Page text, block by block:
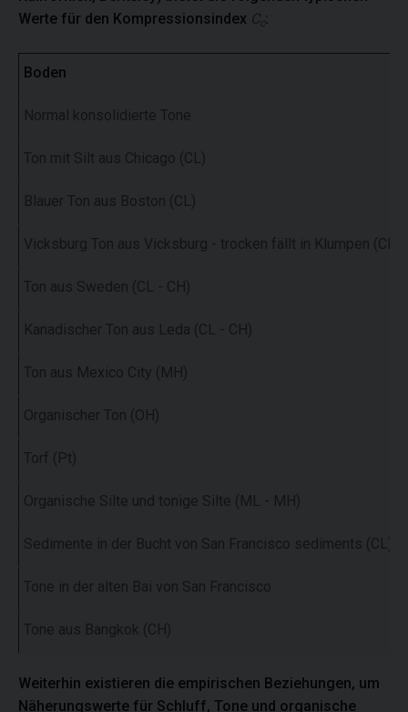
Werte für den Kompressionsindex C :
Boden
Normal konsolidierte Tone
Ton mit Silt aus Chicago (CL)
Blauer Ton aus Boston (CL)
Vicksburg Ton aus Vicksburg - trocken fällt in Klumpen (CH)
Ton aus Sweden (CL - CH)
Kanadischer Ton aus Leda (CL - CH)
Ton aus Mexico City (MH)
Organischer Ton (OH)
Torf (Pt)
Organische Silte und tonige Silte (ML - MH)
Sedimente in der Bucht von San Francisco sediments (CL)
Tone in der alten Bai von San Francisco
Tone aus Bangkok (CH)
Weiterhin existieren die empirischen Beziehungen, um
Näherungswerte für Schluff, Tone und organische